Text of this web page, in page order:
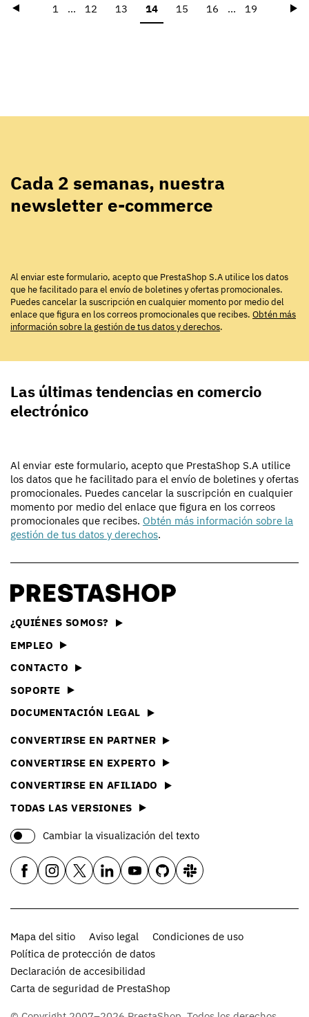
Précédent
1 ... 12 13 14 15 16 ... 19
Cada 2 semanas, nuestra
newsletter e-commerce
Al enviar este formulario, acepto que PrestaShop S.A utilice los datos
que he facilitado para el envío de boletines y ofertas promocionales.
Puedes cancelar la suscripción en cualquier momento por medio del
enlace que figura en los correos promocionales que recibes. Obtén más
información sobre la gestión de tus datos y derechos.
Las últimas tendencias en comercio
electrónico
Al enviar este formulario, acepto que PrestaShop S.A utilice
los datos que he facilitado para el envío de boletines y ofertas
promocionales. Puedes cancelar la suscripción en cualquier
momento por medio del enlace que figura en los correos
promocionales que recibes. Obtén más información sobre la
gestión de tus datos y derechos.
¿QUIÉNES SOMOS?
EMPLEO
CONTACTO
SOPORTE
DOCUMENTACIÓN LEGAL
CONVERTIRSE EN PARTNER
CONVERTIRSE EN EXPERTO
CONVERTIRSE EN AFILIADO
TODAS LAS VERSIONES
Cambiar la visualización del texto
Mapa del sitio Aviso legal
Condiciones de uso
Política de protección de datos
Declaración de accesibilidad
Carta de seguridad de PrestaShop